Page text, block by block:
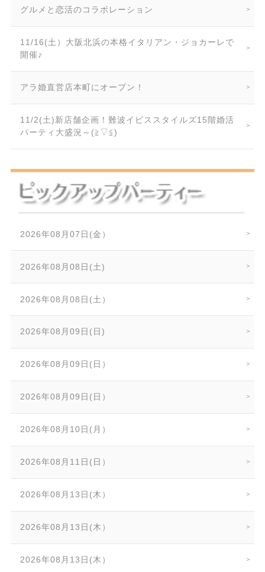
グルメと恋活のコラボレーション
11/16(土）大阪北浜の本格イタリアン・ジョカーレで
開催♪
アラ婚直営店本町にオープン！
11/2(土)新店舗企画！難波イビススタイルズ15階婚活
パーティ大盛況～(≧▽≦)
2026年08月07日(金）
2026年08月08日(土)
2026年08月08日(土）
2026年08月09日(日)
2026年08月09日(日）
2026年08月09日(日）
2026年08月10日(月）
2026年08月11日(日）
2026年08月13日(木）
2026年08月13日(木）
2026年08月13日(木）